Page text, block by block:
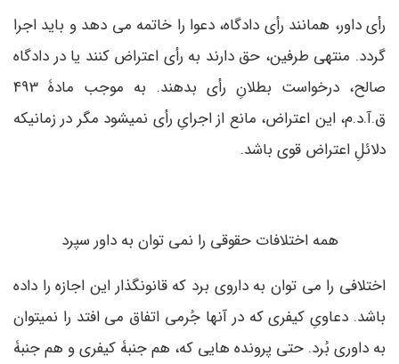
رأی داور، همانند رأی دادگاه، دعوا را خاتمه می­ دهد و باید اجرا
گردد. منتهی طرفین، حق دارند به رأی اعتراض کنند یا در دادگاه
صالح، درخواست بطلانِ رأی بدهند. به موجب مادۀ 493
ق.آ.د.م، این اعتراض، مانع از اجرایِ رأی نمی­شود مگر در زمانیکه
دلائلِ اعتراض قوی باشد.
همه اختلافات حقوقی را نمی توان به داور سپرد
اختلافی را می ­توان به داروی برد که قانونگذار این اجازه را داده
باشد. دعاویِ کیفری که در آنها جُرمی اتفاق می­ افتد را نمی­توان
به داوری بُرد. حتی پرونده هایی که، هم جنبۀ کیفری و هم جنبۀ